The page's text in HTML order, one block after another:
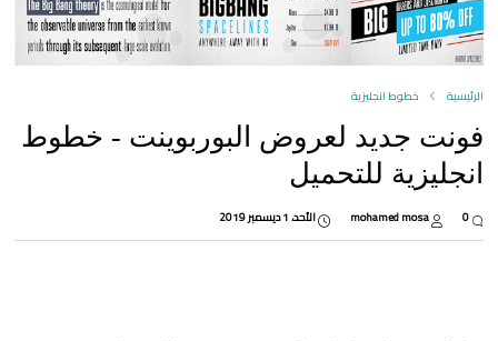
الرئيسية خطوط انجليزية
فونت جديد لعروض البوربوينت - خطوط
انجليزية للتحميل
0
mohamed mosa الأحد، 1 ديسمبر 2019